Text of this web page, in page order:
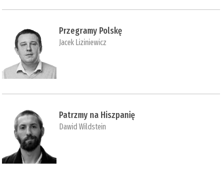
Przegramy Polskę
Jacek Liziniewicz
Patrzmy na Hiszpanię
Dawid Wildstein